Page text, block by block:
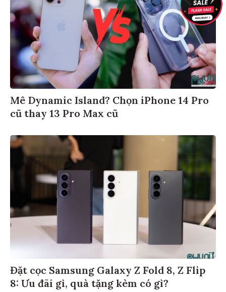
Mê Dynamic Island? Chọn iPhone 14 Pro
cũ thay 13 Pro Max cũ
Đặt cọc Samsung Galaxy Z Fold 8, Z Flip
8: Ưu đãi gì, quà tặng kèm có gì?